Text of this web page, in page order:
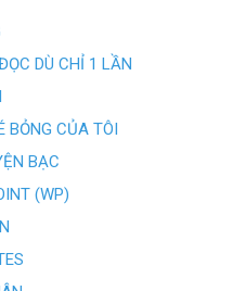
DÙ CHỈ 1 LẦN
BỎNG CỦA TÔI
BẠC
(WP)